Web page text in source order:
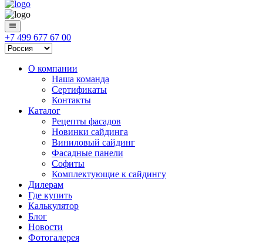
+7 499 677 67 00
О компании
Наша команда
Сертификаты
Контакты
Каталог
Рецепты фасадов
Новинки сайдинга
Виниловый сайдинг
Фасадные панели
Софиты
Комплектующие к сайдингу
Дилерам
Где купить
Калькулятор
Блог
Новости
Фотогалерея